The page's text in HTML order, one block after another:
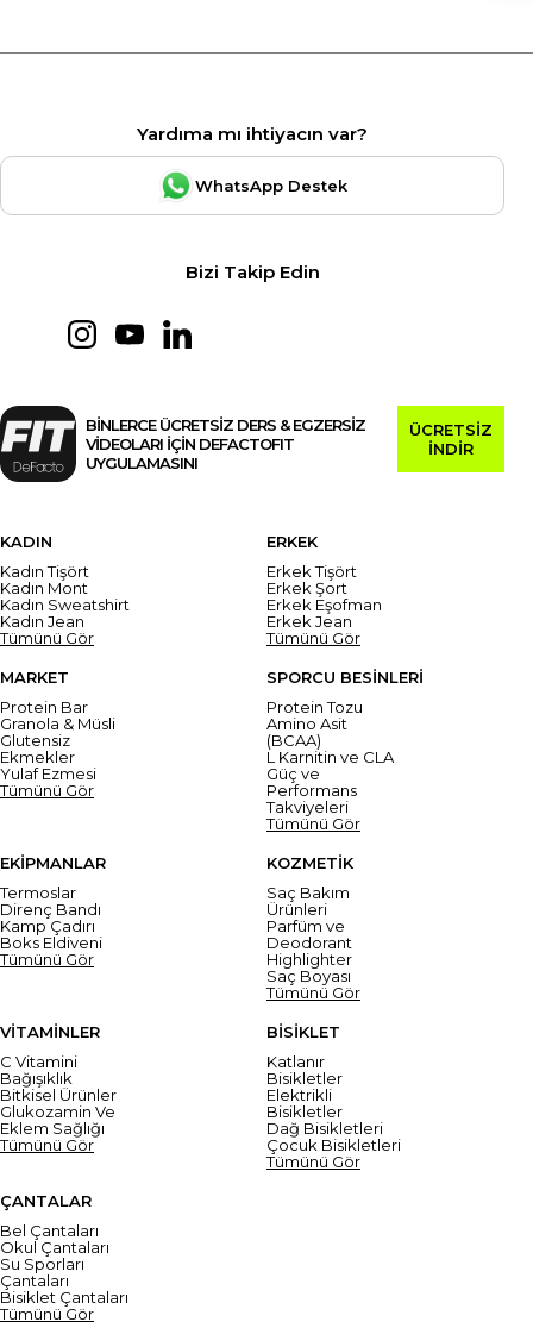
Yardıma mı ihtiyacın var?
WhatsApp Destek
Bizi Takip Edin
BİNLERCE ÜCRETSİZ DERS & EGZERSİZ
VİDEOLARI İÇİN DEFACTOFIT
UYGULAMASINI
ÜCRETSİZ
İNDİR
KADIN
Kadın Tişört
Kadın Mont
Kadın Sweatshirt
Kadın Jean
Tümünü Gör
ERKEK
Erkek Tişört
Erkek Şort
Erkek Eşofman
Erkek Jean
Tümünü Gör
MARKET
Protein Bar
Granola & Müsli
Glutensiz
Ekmekler
Yulaf Ezmesi
Tümünü Gör
SPORCU BESİNLERİ
Protein Tozu
Amino Asit
(BCAA)
L Karnitin ve CLA
Güç ve
Performans
Takviyeleri
Tümünü Gör
EKİPMANLAR
Termoslar
Direnç Bandı
Kamp Çadırı
Boks Eldiveni
Tümünü Gör
KOZMETİK
Saç Bakım
Ürünleri
Parfüm ve
Deodorant
Highlighter
Saç Boyası
Tümünü Gör
VİTAMİNLER
C Vitamini
Bağışıklık
Bitkisel Ürünler
Glukozamin Ve
Eklem Sağlığı
Tümünü Gör
BİSİKLET
Katlanır
Bisikletler
Elektrikli
Bisikletler
Dağ Bisikletleri
Çocuk Bisikletleri
Tümünü Gör
ÇANTALAR
Bel Çantaları
Okul Çantaları
Su Sporları
Çantaları
Bisiklet Çantaları
Tümünü Gör